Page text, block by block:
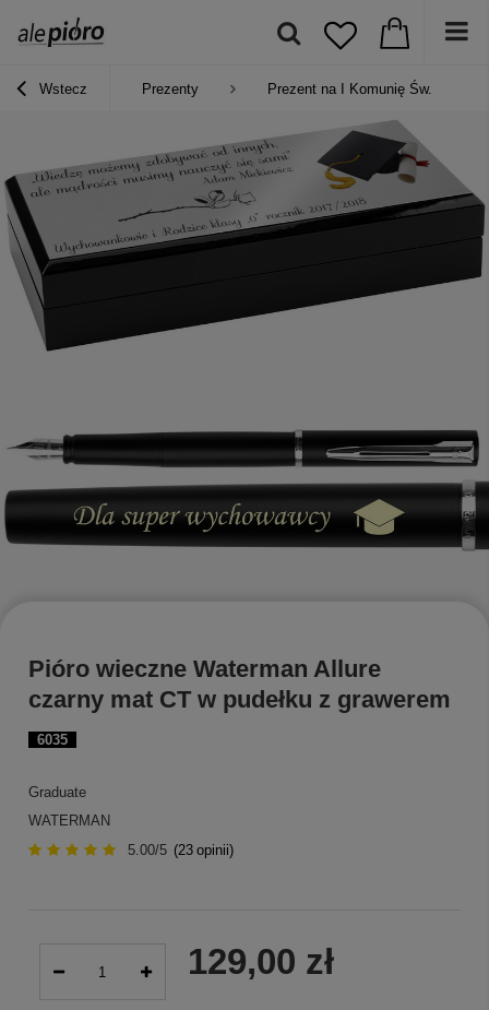
Wstecz Prezenty Prezent na I Komunię Św.
6035
Pióro wieczne Waterman Allure
czarny mat CT w pudełku z grawerem
Graduate
WATERMAN
5.00/5 (23 opinii)
129,00 zł